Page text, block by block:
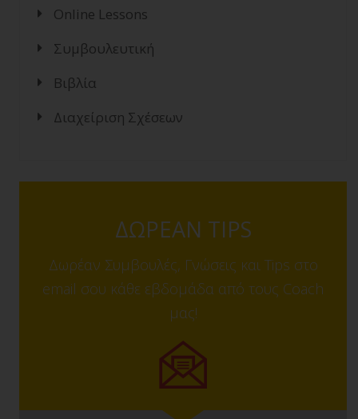
Online Lessons
Συμβουλευτική
Βιβλία
Διαχείριση Σχέσεων
ΔΩΡΕΑΝ TIPS
Δωρέαν Συμβουλές, Γνώσεις και Tips στο
email σου κάθε εβδομάδα από τους Coach
μας!